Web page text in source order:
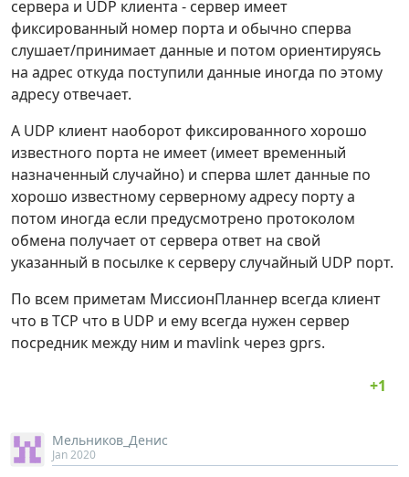
сервера и UDP клиента - сервер имеет
фиксированный номер порта и обычно сперва
слушает/принимает данные и потом ориентируясь
на адрес откуда поступили данные иногда по этому
адресу отвечает.
А UDP клиент наоборот фиксированного хорошо
известного порта не имеет (имеет временный
назначенный случайно) и сперва шлет данные по
хорошо известному серверному адресу порту а
потом иногда если предусмотрено протоколом
обмена получает от сервера ответ на свой
указанный в посылке к серверу случайный UDP порт.
По всем приметам МиссионПланнер всегда клиент
что в TCP что в UDP и ему всегда нужен сервер
посредник между ним и mavlink через gprs.
Мельников_Денис
Jan 2020